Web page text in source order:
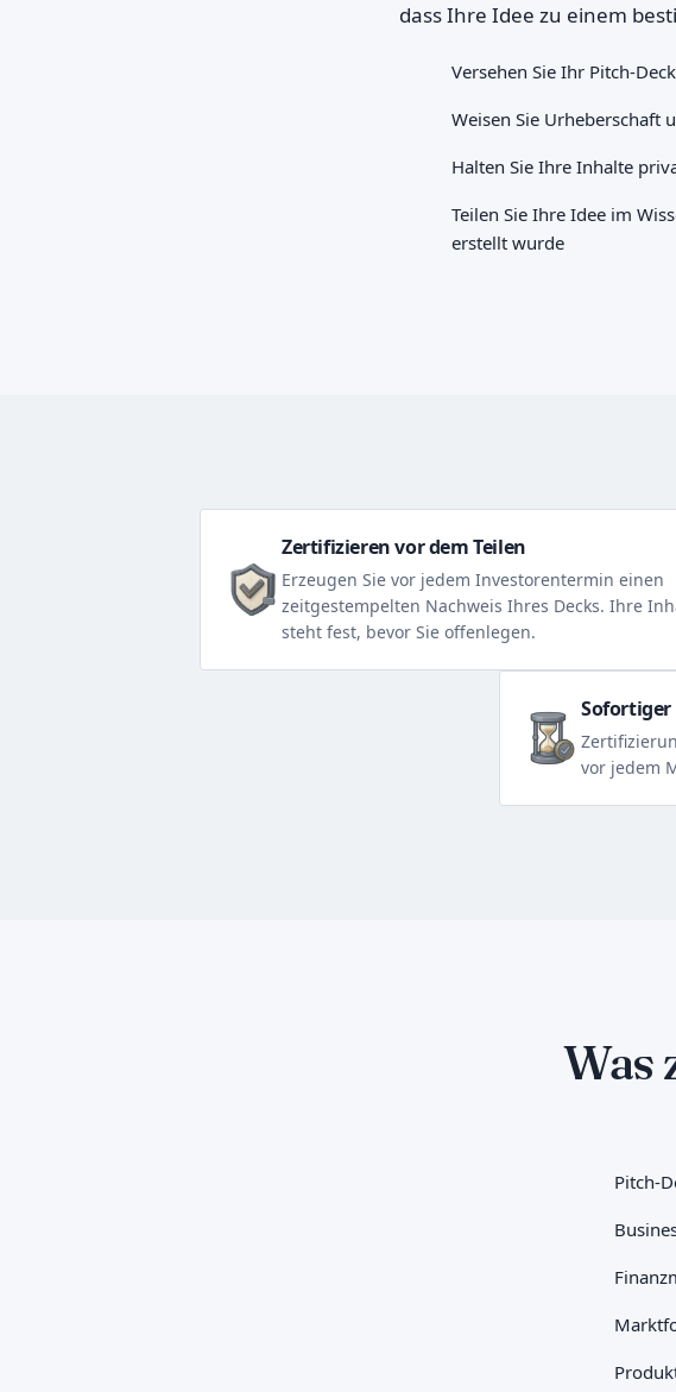
dass Ihre Idee zu einem
Versehen Sie Ihr Pitch-
Weisen Sie Urheberschaft
Halten Sie Ihre Inhalte
Teilen Sie Ihre Idee im
erstellt wurde
Zertifizieren vor dem Teilen
Erzeugen Sie vor jedem Investorentermin einen
zeitgestempelten Nachweis Ihres Decks. Ihre
steht fest, bevor Sie offenlegen.
Sofortiger
vor jedem
Was
Pitch-